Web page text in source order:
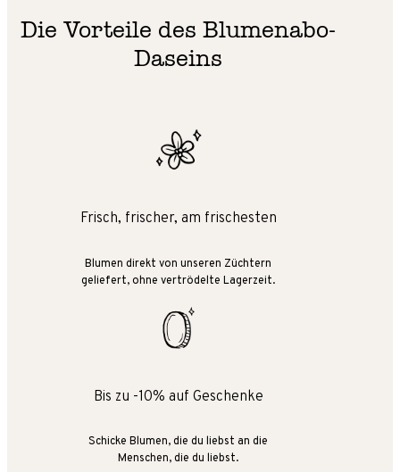
Die Vorteile des Blumenabo-
Daseins
Frisch, frischer, am frischesten
Blumen direkt von unseren Züchtern
geliefert, ohne vertrödelte Lagerzeit.
Bis zu -10% auf Geschenke
Schicke Blumen, die du liebst an die
Menschen, die du liebst.